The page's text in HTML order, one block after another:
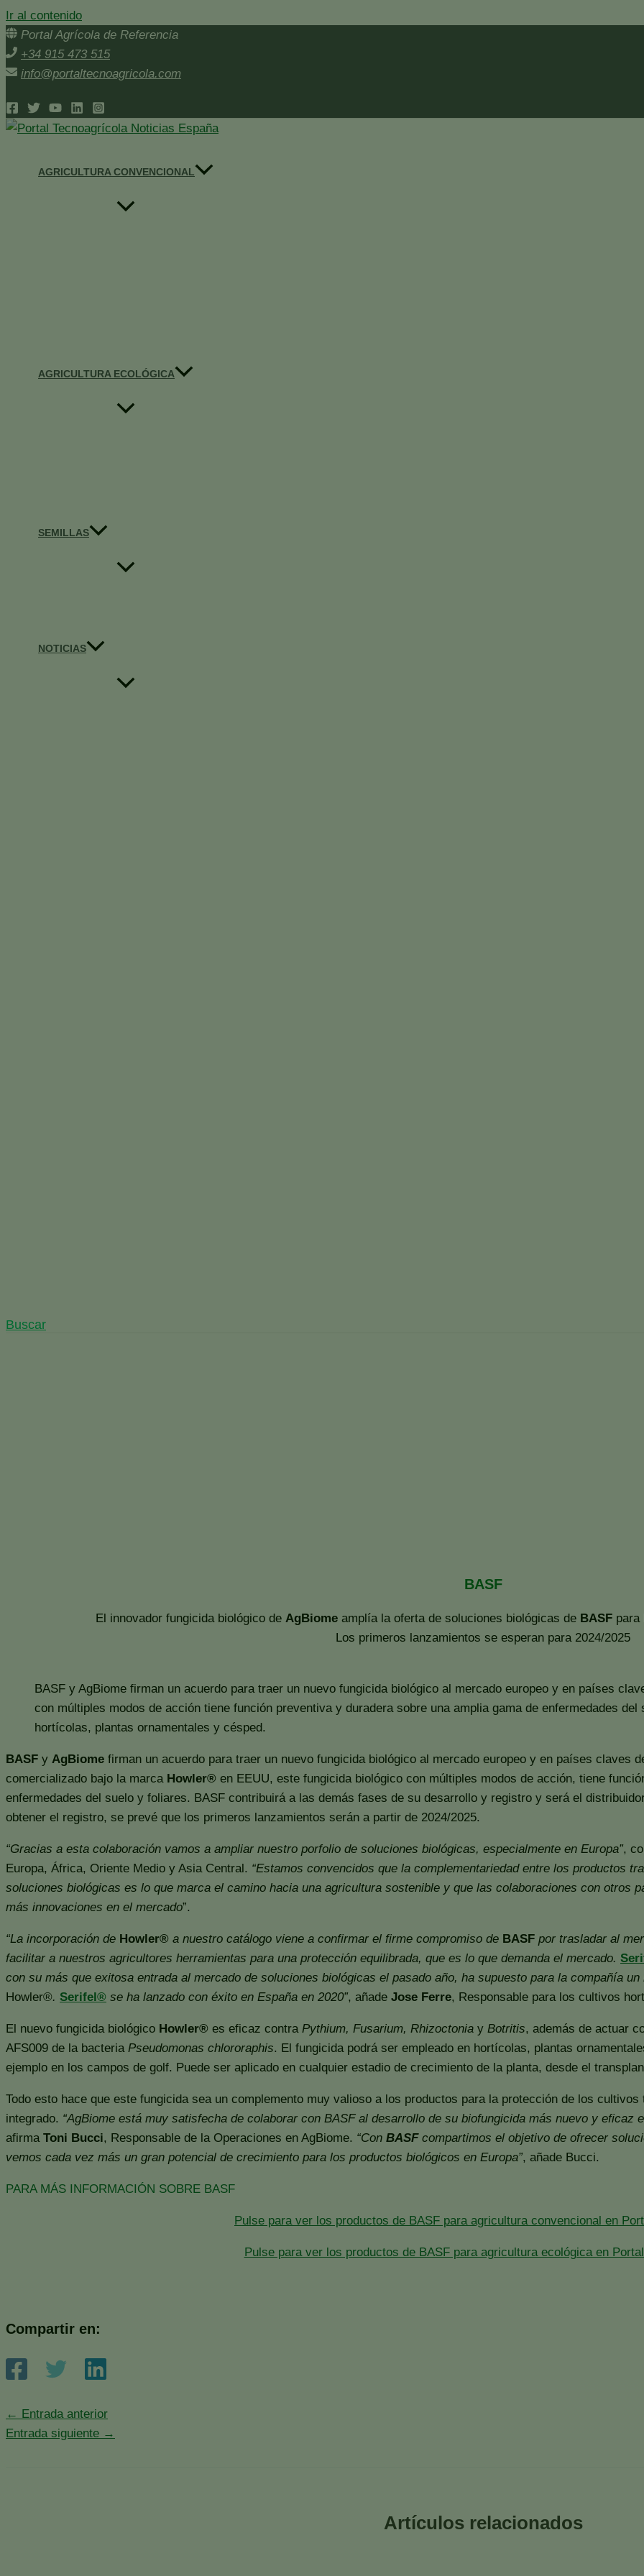
Ir al contenido
Portal Agrícola de Referencia
+34 915 473 515
info@portaltecnoagricola.com
AGRICULTURA CONVENCIONAL
AGRICULTURA ECOLÓGICA
SEMILLAS
NOTICIAS
Buscar
BASF
El innovador fungicida biológico de AgBiomeamplía la oferta de soluciones biológicas deBASFpara
Los primeros lanzamientos se esperan para 2024/2025
BASF y AgBiome firman un acuerdo para traer un nuevo fungicida biológico al mercado europeo y en países
con múltiples modos de acción tiene función preventiva y duradera sobre una amplia gama de enfermedades
hortícolas, plantas ornamentales y césped.
BASF y AgBiome firman un acuerdo para traer un nuevo fungicida biológico al mercado europeo y en países claves
comercializado bajo la marca Howler® en EEUU, este fungicida biológico con múltiples modos de acción, tiene
enfermedades del suelo y foliares. BASF contribuirá a las demás fases de su desarrollo y registro y será el
obtener el registro, se prevé que los primeros lanzamientos serán a partir de 2024/2025.
“Gracias a esta colaboración vamos a ampliar nuestro porfolio de soluciones biológicas, especialmente en Europa”,
Europa, África, Oriente Medio y Asia Central. “Estamos convencidos que la complementariedad entre los productos
soluciones biológicas es lo que marca el camino hacia una agricultura sostenible y que las colaboraciones con otros
más innovaciones en el mercado”.
“La incorporación de Howler® a nuestro catálogo viene a confirmar el firme compromiso de BASF por trasladar al
facilitar a nuestros agricultores herramientas para una protección equilibrada, que es lo que demanda el mercado.
con su más que exitosa entrada al mercado de soluciones biológicas el pasado año, ha supuesto para la compañía
Howler®. Serifel® se ha lanzado con éxito en España en 2020”, añade Jose Ferre, Responsable para los cultivos
El nuevo fungicida biológico Howler® es eficaz contra Pythium, Fusarium, Rhizoctonia y Botritis, además de actuar
AFS009 de la bacteria Pseudomonas chlororaphis. El fungicida podrá ser empleado en hortícolas, plantas
ejemplo en los campos de golf. Puede ser aplicado en cualquier estadio de crecimiento de la planta, desde el
Todo esto hace que este fungicida sea un complemento muy valioso a los productos para la protección de los
integrado. “AgBiome está muy satisfecha de colaborar con BASF al desarrollo de su biofungicida más nuevo y eficaz
afirma Toni Bucci, Responsable de la Operaciones en AgBiome. “Con BASFcompartimos el objetivo de ofrecer
vemos cada vez más un gran potencial de crecimiento para los productos biológicos en Europa”, añade Bucci.
PARA MÁS INFORMACIÓN SOBRE BASF
Pulse para ver los productos de BASF para agricultura convencional en
Pulse para ver los productos de BASF para agricultura ecológica en
Compartir en:
← Entrada anterior
Entrada siguiente →
Artículos relacionados